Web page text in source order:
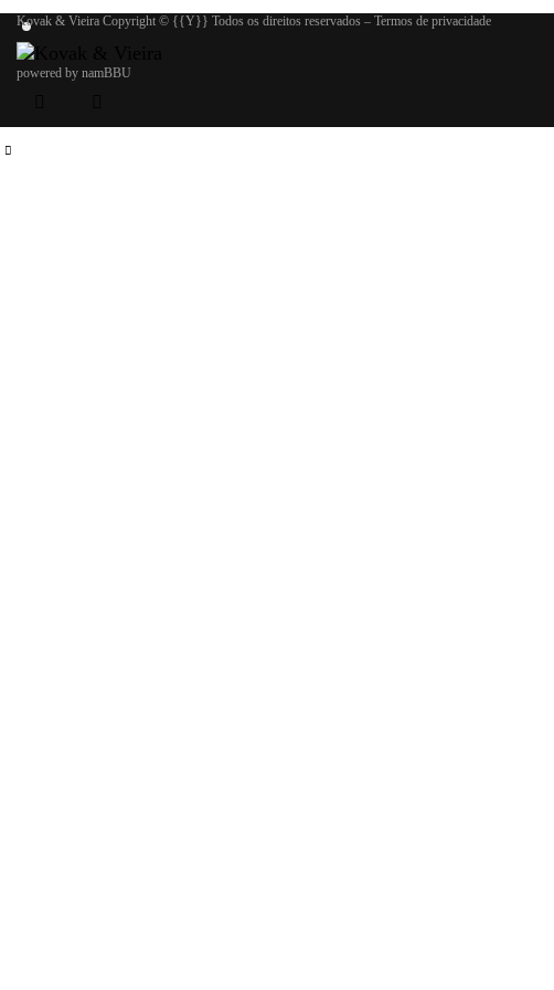
Kovak & Vieira Copyright © {{Y}} Todos os direitos reservados – Termos de privacidade
powered by namBBU